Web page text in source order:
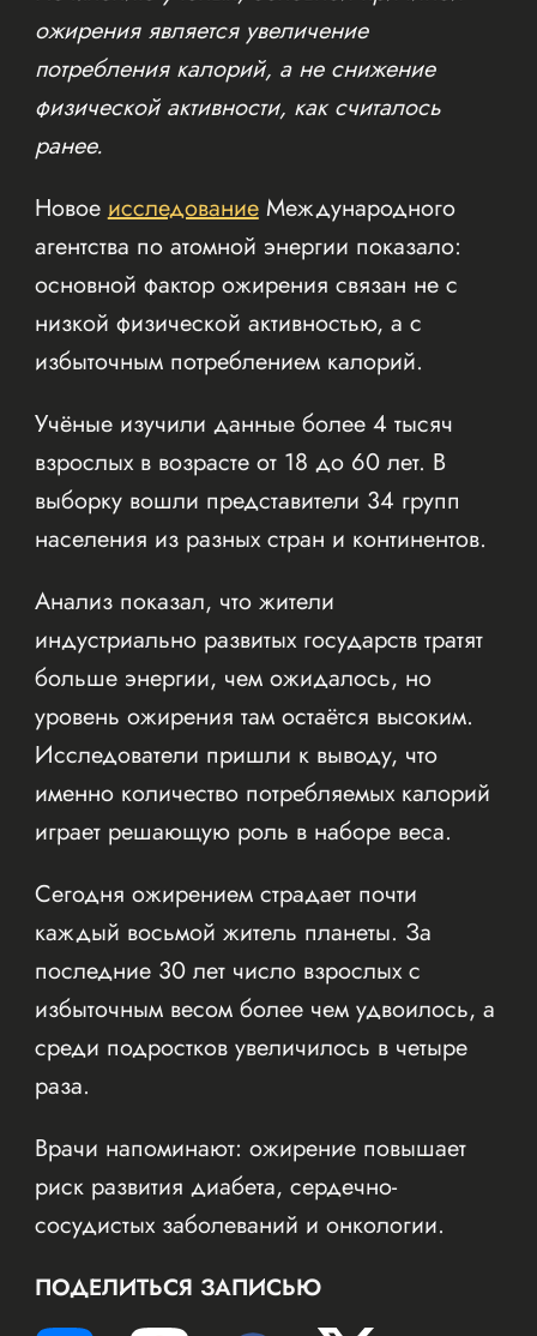
ожирения является увеличение
потребления калорий, а не снижение
физической активности, как считалось
ранее.
НовоеисследованиеМеждународного
агентства по атомной энергии показало:
основной фактор ожирения связан не с
низкой физической активностью, а с
избыточным потреблением калорий.
Учёные изучили данные более 4 тысяч
взрослых в возрасте от 18 до 60 лет. В
выборку вошли представители 34 групп
населения из разных стран и континентов.
Анализ показал, что жители
индустриально развитых государств тратят
больше энергии, чем ожидалось, но
уровень ожирения там остаётся высоким.
Исследователи пришли к выводу, что
именно количество потребляемых калорий
играет решающую роль в наборе веса.
Сегодня ожирением страдает почти
каждый восьмой житель планеты. За
последние 30 лет число взрослых с
избыточным весом более чем удвоилось, а
среди подростков увеличилось в четыре
раза.
Врачи напоминают: ожирение повышает
риск развития диабета, сердечно-
сосудистых заболеваний и онкологии.
ПОДЕЛИТЬСЯ ЗАПИСЬЮ